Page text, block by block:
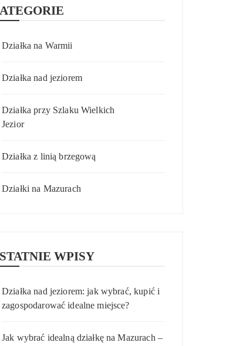
Działka na Warmii
Działka nad jeziorem
Działka przy Szlaku Wielkich
Jezior
Działka z linią brzegową
Działki na Mazurach
WPISY
Działka nad jeziorem: jak wybrać, kupić i
zagospodarować idealne miejsce?
Jak wybrać idealną działkę na Mazurach –